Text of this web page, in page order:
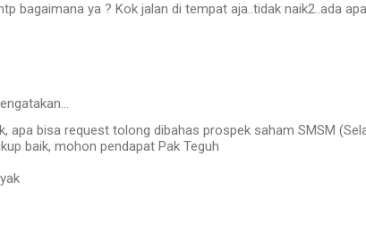
bagaimana ya ? Kok jalan di tempat aja..tidak naik2..ada
apa bisa request tolong dibahas prospek saham SMSM
baik, mohon pendapat Pak Teguh